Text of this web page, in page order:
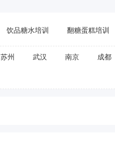
饮品糖水培训 翻糖蛋糕培训
苏州 武汉 南京 成都